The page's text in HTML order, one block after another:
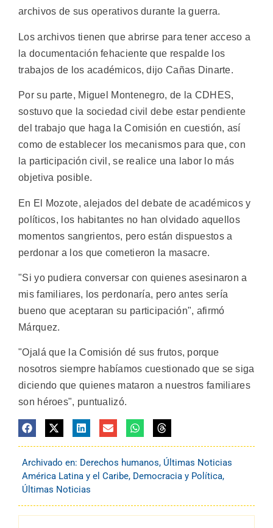
archivos de sus operativos durante la guerra.
Los archivos tienen que abrirse para tener acceso a
la documentación fehaciente que respalde los
trabajos de los académicos, dijo Cañas Dinarte.
Por su parte, Miguel Montenegro, de la CDHES,
sostuvo que la sociedad civil debe estar pendiente
del trabajo que haga la Comisión en cuestión, así
como de establecer los mecanismos para que, con
la participación civil, se realice una labor lo más
objetiva posible.
En El Mozote, alejados del debate de académicos y
políticos, los habitantes no han olvidado aquellos
momentos sangrientos, pero están dispuestos a
perdonar a los que cometieron la masacre.
"Si yo pudiera conversar con quienes asesinaron a
mis familiares, los perdonaría, pero antes sería
bueno que aceptaran su participación", afirmó
Márquez.
"Ojalá que la Comisión dé sus frutos, porque
nosotros siempre habíamos cuestionado que se siga
diciendo que quienes mataron a nuestros familiares
son héroes", puntualizó.
Archivado en: Derechos humanos, Últimas Noticias
América Latina y el Caribe, Democracia y Política,
Últimas Noticias